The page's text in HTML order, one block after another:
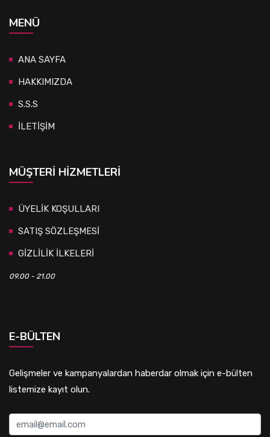
MENÜ
ANA SAYFA
HAKKIMIZDA
S.S.S
İLETİŞİM
MÜŞTERI HIZMETLERI
ÜYELİK KOŞULLARI
SATIŞ SÖZLEŞMESİ
GİZLİLİK İLKELERİ
09.00 - 21.00
E-BÜLTEN
Gelişmeler ve kampanyalardan haberdar olmak için e-bülten
listemize kayıt olun.